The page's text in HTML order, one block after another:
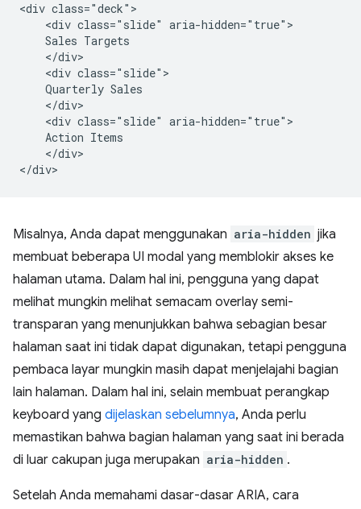
<div class="deck">
    <div class="slide" aria-hidden="true">
    Sales Targets
    </div>
    <div class="slide">
    Quarterly Sales
    </div>
    <div class="slide" aria-hidden="true">
    Action Items
    </div>
Misalnya, Anda dapat menggunakan aria-hidden jika
membuat beberapa UI modal yang memblokir akses ke
halaman utama. Dalam hal ini, pengguna yang dapat
melihat mungkin melihat semacam overlay semi-
transparan yang menunjukkan bahwa sebagian besar
halaman saat ini tidak dapat digunakan, tetapi pengguna
pembaca layar mungkin masih dapat menjelajahi bagian
lain halaman. Dalam hal ini, selain membuat perangkap
keyboard yang dijelaskan sebelumnya, Anda perlu
memastikan bahwa bagian halaman yang saat ini berada
di luar cakupan juga merupakan aria-hidden .
Setelah Anda memahami dasar-dasar ARIA, cara